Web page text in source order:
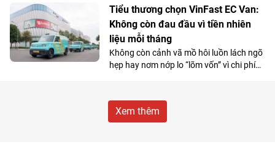
hàng có nhu cầu di chuyển cự ly ngắn.
Tiểu thương chọn VinFast EC Van:
Không còn đau đầu vì tiền nhiên
liệu mỗi tháng
Không còn cảnh vã mồ hôi luồn lách ngõ
hẹp hay nơm nớp lo “lõm vốn” vì chi phí
coi đây là “cỗ máy sinh lời”.
Xem thêm